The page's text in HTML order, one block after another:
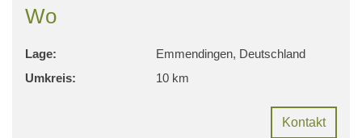
Wo
Lage:
Emmendingen, Deutschland
Umkreis:
10 km
Kontakt